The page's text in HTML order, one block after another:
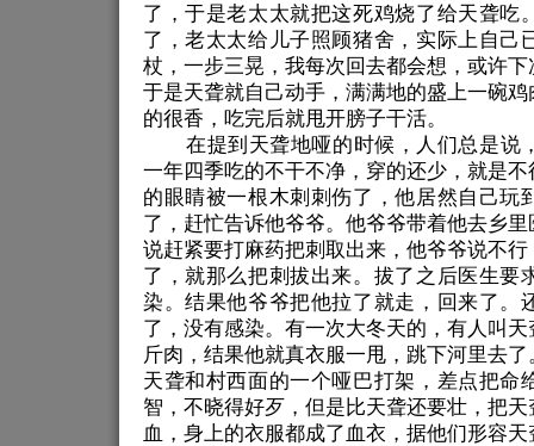
了，于是老太太就把这死鸡烧了给天聋吃
了，老太太给儿子照顾猪舍，实际上自己
杖，一步三晃，我每次回去都会想，或许
于是天聋就自己动手，满满地的盛上一碗
的很香，吃完后就甩开膀子干活。
在提到天聋地哑的时候，人们总是说
一年四季吃的不干不净，穿的还少，就是
的眼睛被一根木刺刺伤了，他居然自己玩
了，赶忙告诉他爷爷。他爷爷带着他去乡
说赶紧要打麻药把刺取出来，他爷爷说不
了，就那么把刺拔出来。拔了之后医生要
染。结果他爷爷把他拉了就走，回来了。
了，没有感染。有一次大冬天的，有人叫
斤肉，结果他就真衣服一甩，跳下河里去
天聋和村西面的一个哑巴打架，差点把命
智，不晓得好歹，但是比天聋还要壮，把
血，身上的衣服都成了血衣，据他们形容